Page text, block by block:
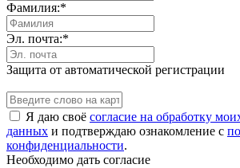
Фамилия:*
Эл. почта:*
Защита от автоматической регистрации
Я даю своё согласие на обработку
данных и подтверждаю ознакомление с
конфиденциальности.
Необходимо дать согласие